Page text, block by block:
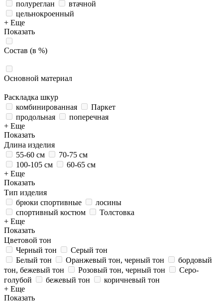
полуреглан
втачной
цельнокроенный
+ Еще
Показать
Состав (в %)
Основной материал
Раскладка шкур
комбинированная
Паркет
продольная
поперечная
+ Еще
Показать
Длина изделия
55-60 см
70-75 см
100-105 см
60-65 см
+ Еще
Показать
Тип изделия
брюки спортивные
лосины
спортивный костюм
Толстовка
+ Еще
Показать
Цветовой тон
Черный тон
Серый тон
Белый тон
Оранжевый тон, черный тон
бордовый
тон, бежевый тон
Розовый тон, черный тон
Серо-
голубой
бежевый тон
коричневый тон
+ Еще
Показать